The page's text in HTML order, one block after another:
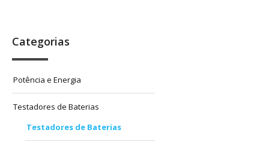
Categorias
Potência e Energia
Testadores de Baterias
Testadores de Baterias